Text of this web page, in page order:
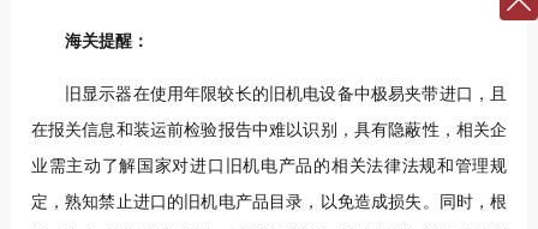
海关提醒：
旧显示器在使用年限较长的旧机电设备中极易夹带进口，且
在报关信息和装运前检验报告中难以识别，具有隐蔽性，相关企
业需主动了解国家对进口旧机电产品的相关法律法规和管理规
定，熟知禁止进口的旧机电产品目录，以免造成损失。同时，根